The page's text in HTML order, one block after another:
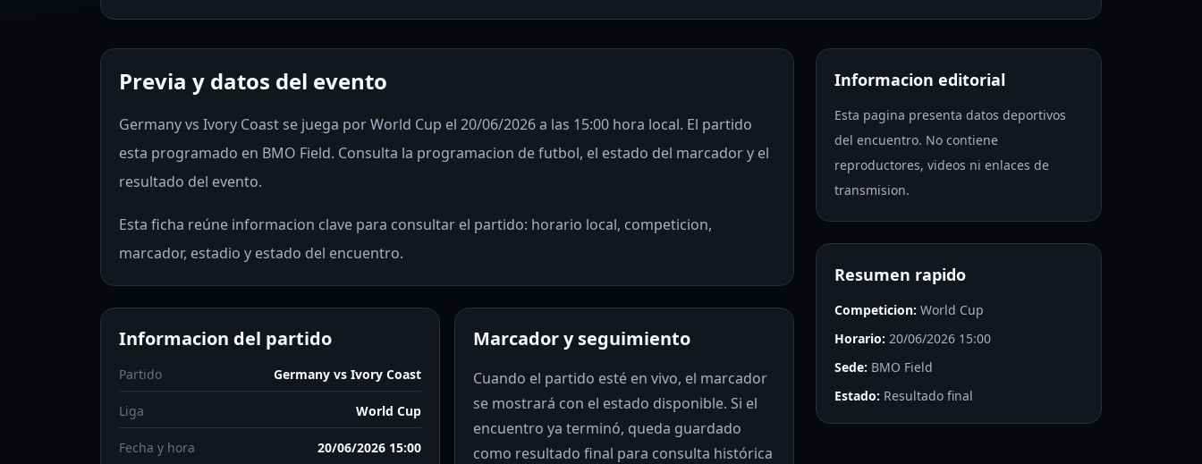
Previa y datos del evento
Germany vs Ivory Coast se juega por World Cup el 20/06/2026 a las 15:00 hora local. El partido
esta programado en BMO Field. Consulta la programacion de futbol, el estado del marcador y el
resultado del evento.
Esta ficha reúne informacion clave para consultar el partido: horario local, competicion,
marcador, estadio y estado del encuentro.
Informacion del partido
Partido Germany vs Ivory Coast
Liga World Cup
Fecha y hora 20/06/2026 15:00
Marcador y seguimiento
Cuando el partido esté en vivo, el marcador
se mostrará con el estado disponible. Si el
encuentro ya terminó, queda guardado
como resultado final para consulta histórica
Informacion editorial
Esta pagina presenta datos deportivos
del encuentro. No contiene
reproductores, videos ni enlaces de
transmision.
Resumen rapido
Competicion: World Cup
Horario: 20/06/2026 15:00
Sede: BMO Field
Estado: Resultado final